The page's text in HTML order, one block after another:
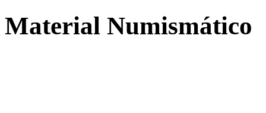
Material Numismático